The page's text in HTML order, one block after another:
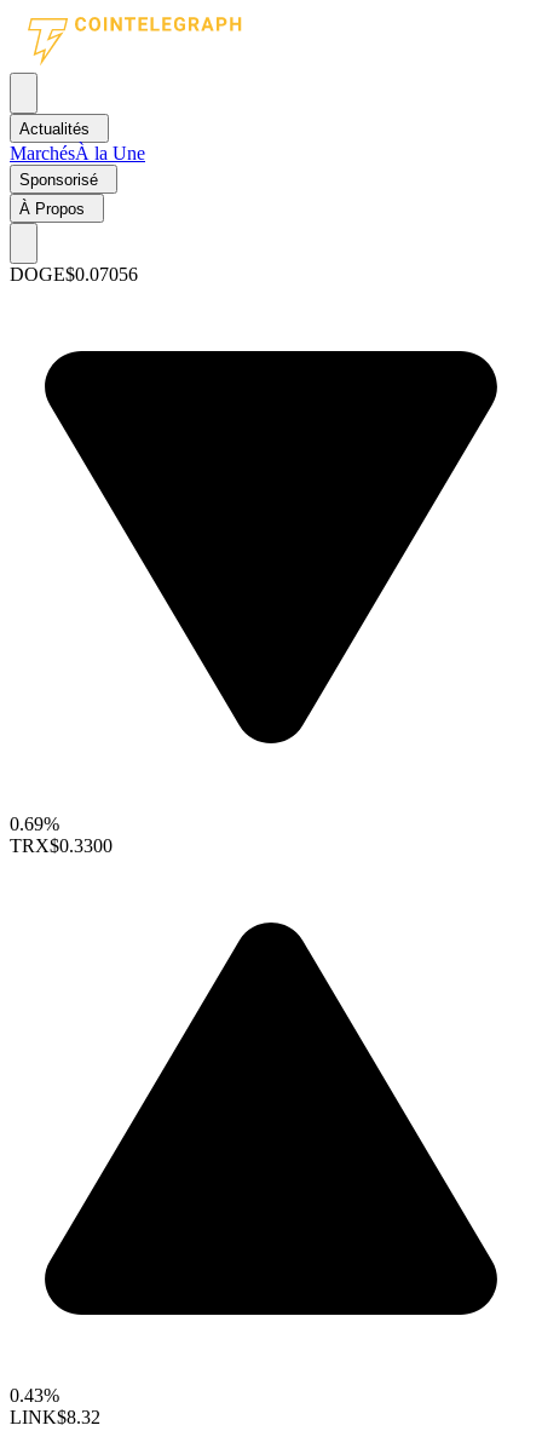
Actualités
MarchésÀ la Une
Sponsorisé
À Propos
DOGE$0.07056
0.69%
TRX$0.3300
0.43%
LINK$8.32